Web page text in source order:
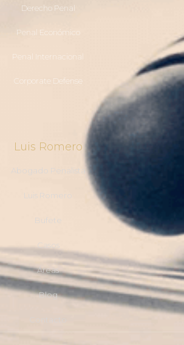
Derecho Penal
Penal Económico
Penal Internacional
Corporate Defense
Luis Romero
Abogado Penalista
Luis Romero
Bufete
Casos
Áreas
Blog